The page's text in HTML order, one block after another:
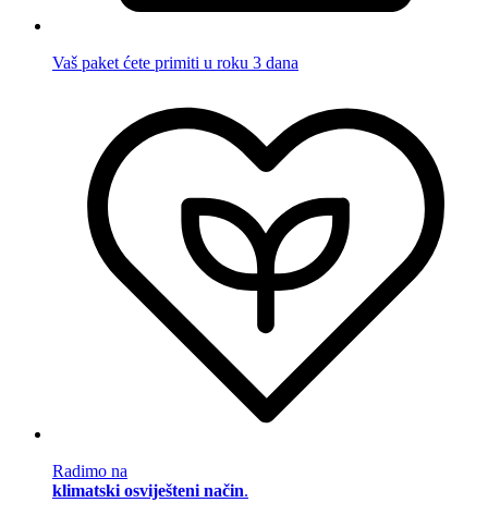
Vaš paket ćete primiti u roku 3 dana
Radimo na
klimatski osviješteni način.